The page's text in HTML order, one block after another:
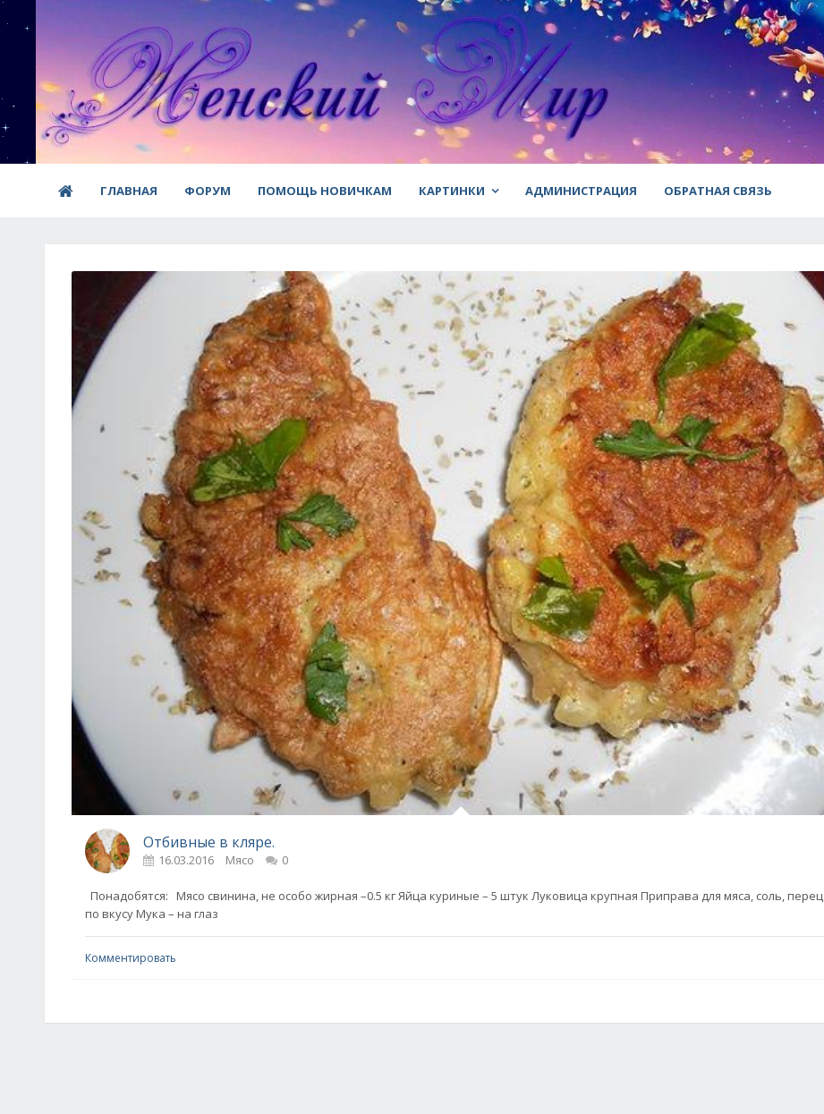
ГЛАВНАЯ ФОРУМ ПОМОЩЬ НОВИЧКАМ КАРТИНКИ АДМИНИСТРАЦИЯ ОБРАТНАЯ СВЯЗЬ
Отбивные в кляре.
16.03.2016 Мясо 0
Понадобятся: Мясо свинина, не особо жирная –0.5 кг Яйца куриные – 5 штук Луковица крупная Приправа для мяса, соль, перец
по вкусу Мука – на глаз
Комментировать